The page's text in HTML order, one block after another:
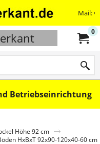
Mail:
0
Betriebseinrichtung
Höhe 92 cm
HxBxT 92x90-120x40-60 cm